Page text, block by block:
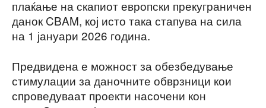
плаќање на скапиот европски прекуграничен
данок CBAM, кој исто така стапува на сила
на 1 јануари 2026 година.
Предвидена е можност за обезбедување
стимулации за даночните обврзници кои
спроведуваат проекти насочени кон